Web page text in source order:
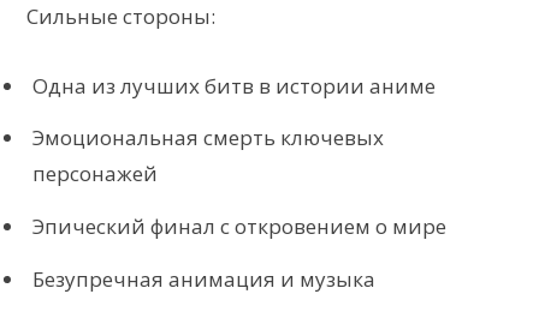
Сильные стороны:
Одна из лучших битв в истории аниме
Эмоциональная смерть ключевых
персонажей
Эпический финал с откровением о мире
Безупречная анимация и музыка